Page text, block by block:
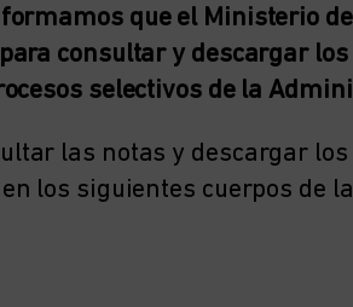
que el Ministerio
consultar y descargar
selectivos de la
las notas y descargar
los siguientes cuerpos de